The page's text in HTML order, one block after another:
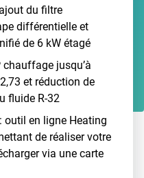
du filtre
différentielle et
de 6 kW étagé
chauffage jusqu’à
et réduction de
fluide R-32
outil en ligne Heating
de réaliser votre
via une carte